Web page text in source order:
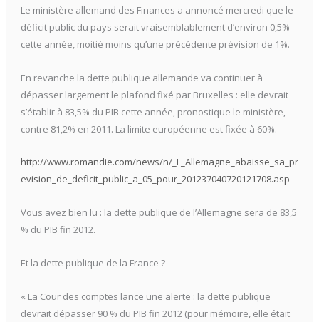
Le ministère allemand des Finances a annoncé mercredi que le
déficit public du pays serait vraisemblablement d’environ 0,5%
cette année, moitié moins qu’une précédente prévision de 1%.
En revanche la dette publique allemande va continuer à
dépasser largement le plafond fixé par Bruxelles : elle devrait
s’établir à 83,5% du PIB cette année, pronostique le ministère,
contre 81,2% en 2011. La limite européenne est fixée à 60%.
http://www.romandie.com/news/n/_L_Allemagne_abaisse_sa_pr
evision_de_deficit_public_a_05_pour_201237040720121708.asp
Vous avez bien lu : la dette publique de l’Allemagne sera de 83,5
% du PIB fin 2012.
Et la dette publique de la France ?
« La Cour des comptes lance une alerte : la dette publique
devrait dépasser 90 % du PIB fin 2012 (pour mémoire, elle était